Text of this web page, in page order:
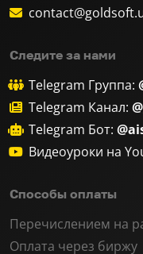
Следите за нами
Telegram Группа:
Telegram Канал:
Telegram Бот:
Видеоуроки на
Способы оплаты
Перечислением на
Оплата через биржу